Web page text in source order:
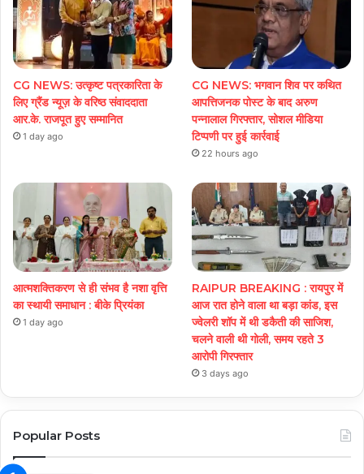
CG NEWS: उत्कृष्ट पत्रकारिता के
लिए ग्रैंड न्यूज़ के वरिष्ठ संवाददाता
आर.के. राजपूत हुए सम्मानित
1 day ago
CG NEWS: भगवान शिव पर कथित
आपत्तिजनक पोस्ट के बाद अरुण
पन्नालाल गिरफ्तार, सोशल मीडिया
टिप्पणी पर हुई कार्रवाई
22 hours ago
आत्मशक्तिकरण से ही संभव है नशा वृत्ति
का स्थायी समाधान : बीके प्रियंका
1 day ago
RAIPUR BREAKING : रायपुर में
आज रात होने वाला था बड़ा कांड, इस
ज्वेलरी शॉप में थी डकैती की साजिश,
चलने वाली थी गोली, समय रहते 3
आरोपी गिरफ्तार
3 days ago
Popular Posts